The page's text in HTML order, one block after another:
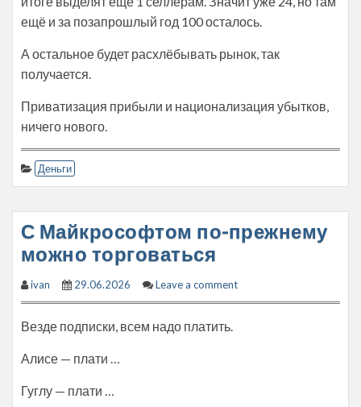
ещё и за позапрошлый год 100 осталось.
А остальное будет расхлёбывать рынок, так
получается.
Приватизация прибыли и национализация убытков,
ничего нового.
Деньги
С Майкрософтом по-прежнему
можно торговаться
ivan 29.06.2026 Leave a comment
Везде подписки, всем надо платить.
Алисе — плати …
Гуглу — плати …